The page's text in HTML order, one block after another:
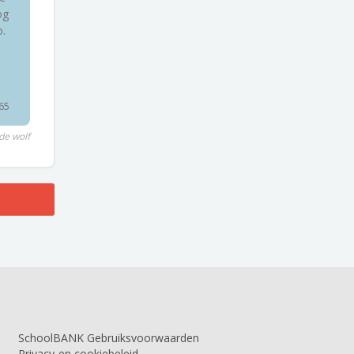
wolf
SchoolBANK Gebruiksvoorwaarden